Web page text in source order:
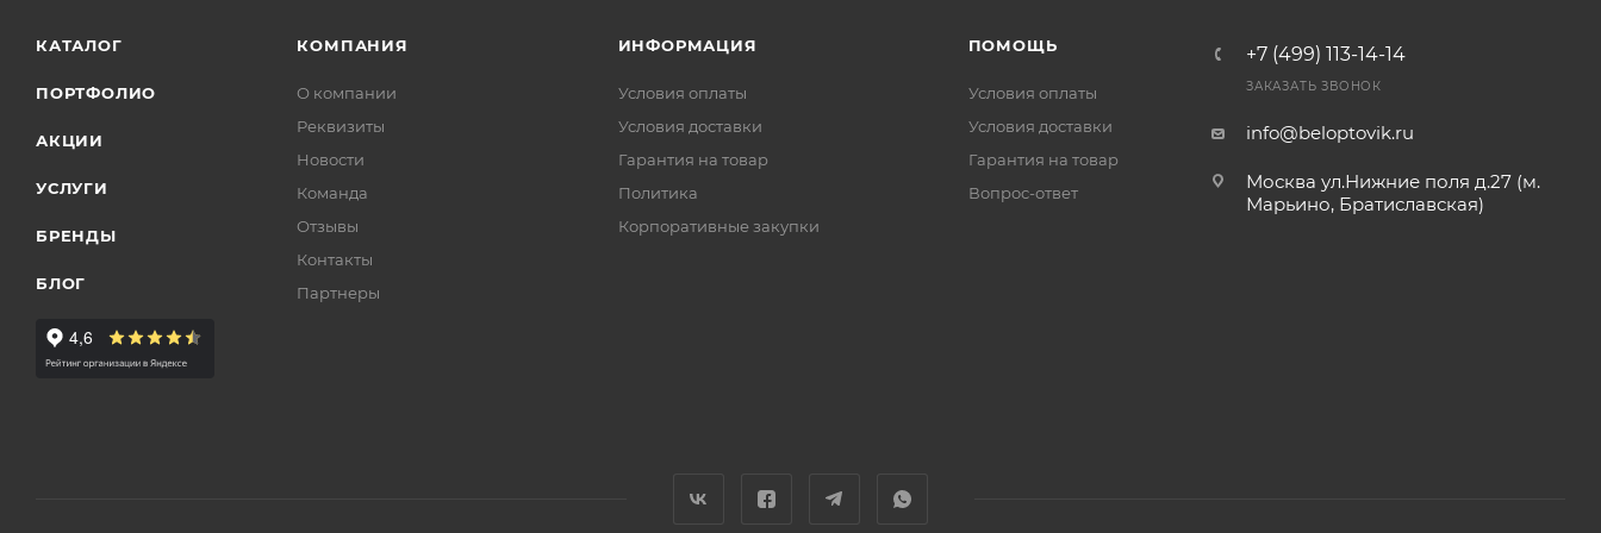
КАТАЛОГ
ПОРТФОЛИО
АКЦИИ
УСЛУГИ
БРЕНДЫ
БЛОГ
КОМПАНИЯ
О компании
Реквизиты
Новости
Команда
Отзывы
Контакты
Партнеры
ИНФОРМАЦИЯ
Условия оплаты
Условия доставки
Гарантия на товар
Политика
Корпоративные закупки
ПОМОЩЬ
Условия оплаты
Условия доставки
Гарантия на товар
Вопрос-ответ
+7 (499) 113-14-14
ЗАКАЗАТЬ ЗВОНОК
info@beloptovik.ru
Москва ул.Нижние поля д.27 (м.
Марьино, Братиславская)